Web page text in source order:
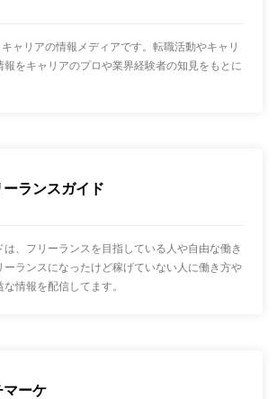
ャリアの情報メディアです。転職活動やキャリ
報をキャリアのプロや業界経験者の知見をもとに
ーランスガイド
は、フリーランスを目指している人や自由な働き
ーランスになったけど稼げていない人に働き方や
情報を配信してます。
マーケ